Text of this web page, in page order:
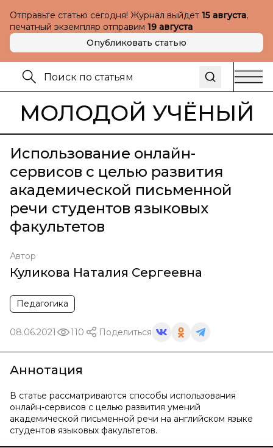
Отправьте статью сегодня! Журнал выйдет 15 августа,
печатный экземпляр отправим 19 августа
Опубликовать статью
МОЛОДОЙ УЧЁНЫЙ
Использование онлайн-
сервисов с целью развития
академической письменной
речи студентов языковых
факультетов
Автор
Куликова Наталия Сергеевна
Педагогика
08.06.2021 110 Поделиться
Аннотация
В статье рассматриваются способы использования
онлайн-сервисов с целью развития умений
академической письменной речи на английском языке
студентов языковых факультетов.